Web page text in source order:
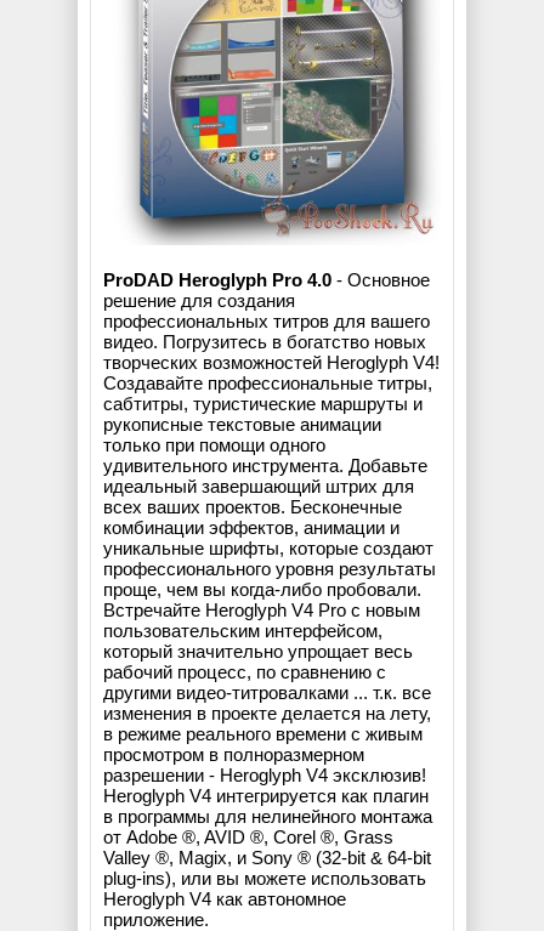
ProDAD Heroglyph Pro 4.0 - Основное
решение для создания
профессиональных титров для вашего
видео. Погрузитесь в богатство новых
творческих возможностей Heroglyph V4!
Создавайте профессиональные титры,
сабтитры, туристические маршруты и
рукописные текстовые анимации
только при помощи одного
удивительного инструмента. Добавьте
идеальный завершающий штрих для
всех ваших проектов. Бесконечные
комбинации эффектов, анимации и
уникальные шрифты, которые создают
профессионального уровня результаты
проще, чем вы когда-либо пробовали.
Встречайте Heroglyph V4 Pro с новым
пользовательским интерфейсом,
который значительно упрощает весь
рабочий процесс, по сравнению с
другими видео-титровалками ... т.к. все
изменения в проекте делается на лету,
в режиме реального времени с живым
просмотром в полноразмерном
разрешении - Heroglyph V4 эксклюзив!
Heroglyph V4 интегрируется как плагин
в программы для нелинейного монтажа
от Adobe ®, AVID ®, Corel ®, Grass
Valley ®, Magix, и Sony ® (32-bit & 64-bit
plug-ins), или вы можете использовать
Heroglyph V4 как автономное
приложение.